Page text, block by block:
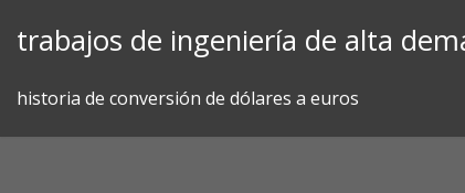
trabajos de ingeniería de alta
historia de conversión de dólares a euros